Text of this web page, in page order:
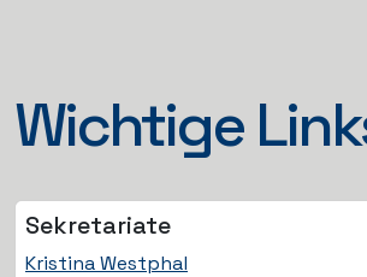
Wichtige
Sekretariate
Kristina Westphal